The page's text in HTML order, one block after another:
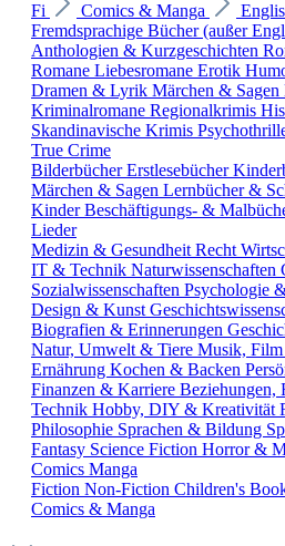
Fi
Comics & Manga
Fremdsprachige Bücher (außer
Anthologien & Kurzgeschichten
Romane Liebesromane Erotik
Dramen & Lyrik Märchen & Sagen
Kriminalromane Regionalkrimis
Skandinavische Krimis
True Crime
BilderbücherErstlesebücher
Märchen & Sagen Lernbücher &
KinderBeschäftigungs- &
Lieder
Medizin & Gesundheit Recht
IT & Technik Naturwissenschaften
Sozialwissenschaften Psychologie
Design & Kunst
Biografien & Erinnerungen
Natur, Umwelt & Tiere Musik,
Ernährung Kochen & Backen
Finanzen & Karriere Beziehungen,
Technik Hobby, DIY & Kreativität
Philosophie Sprachen & Bildung
Fantasy Science Fiction Horror &
Comics Manga
Fiction Non-Fiction Children's
Comics & Manga